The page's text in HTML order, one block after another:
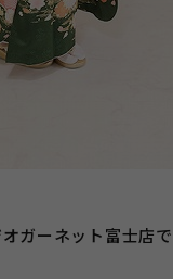
オガーネット富士店